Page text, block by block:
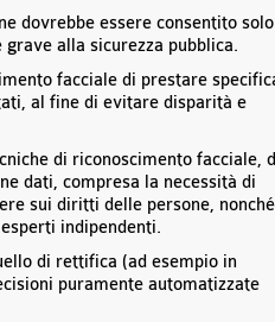
dovrebbe essere consentito solo
alla sicurezza pubblica.
facciale di prestare
al fine di evitare disparità e
di riconoscimento facciale,
dati, compresa la necessità di
sui diritti delle persone, nonché
indipendenti.
di rettifica (ad esempio in
puramente automatizzate